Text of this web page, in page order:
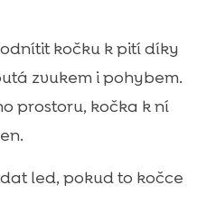
kočku k pití díky
zvukem i pohybem.
prostoru, kočka k ní
led, pokud to kočce